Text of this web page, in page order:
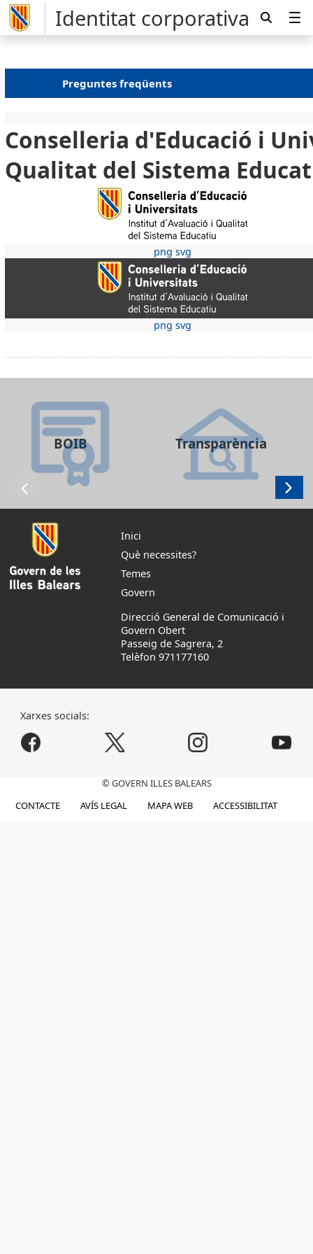
Identitat corporativa
Preguntes freqüents
Conselleria d'Educació i
Qualitat del Sistema
png svg
png svg
BOIB Transparència
Inici
Què necessites?
Temes
Govern
Direcció General de Comunicació i
Govern Obert
Passeig de Sagrera, 2
Telèfon 971177160
Xarxes socials:
© GOVERN ILLES BALEARS
CONTACTE
AVÍS LEGAL MAPA WEB ACCESSIBILITAT